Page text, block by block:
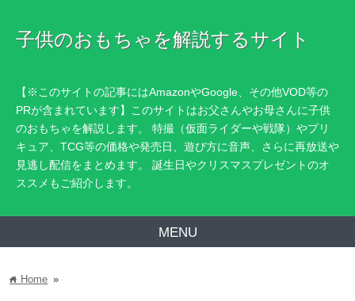
子供のおもちゃを解説するサイト
【※このサイトの記事にはAmazonやGoogle、その他VOD等の
PRが含まれています】このサイトはお父さんやお母さんに子供
のおもちゃを解説します。 特撮（仮面ライダーや戦隊）やプリ
キュア、TCG等の価格や発売日、遊び方に音声、さらに再放送や
見逃し配信をまとめます。 誕生日やクリスマスプレゼントのオ
ススメもご紹介します。
MENU
home Home »